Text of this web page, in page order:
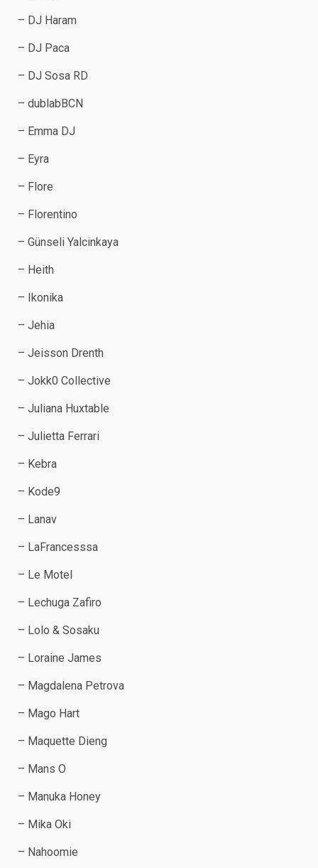
– DJ Haram
– DJ Paca
– DJ Sosa RD
– dublabBCN
– Emma DJ
– Eyra
– Flore
– Florentino
– Günseli Yalcinkaya
– Heith
– Ikonika
– Jehia
– Jeisson Drenth
– Jokk0 Collective
– Juliana Huxtable
– Julietta Ferrari
– Kebra
– Kode9
– Lanav
– LaFrancesssa
– Le Motel
– Lechuga Zafiro
– Lolo & Sosaku
– Loraine James
– Mаgdalena Petrova
– Mago Hart
– Maquette Dieng
– Mans O
– Manuka Honey
– Mika Oki
– Nahoomie